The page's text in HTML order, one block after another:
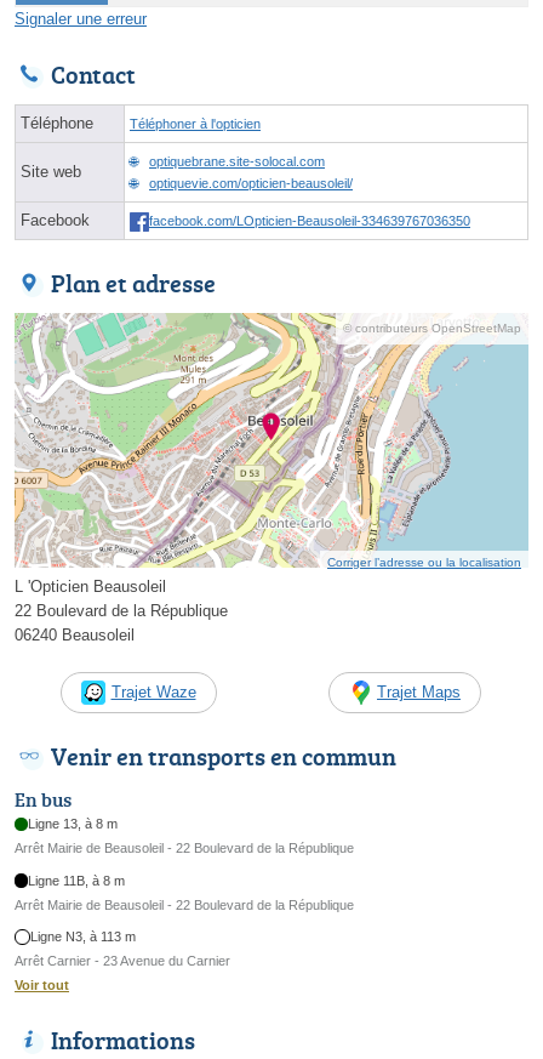
Signaler une erreur
Contact
Téléphone Téléphoner à l'opticien
Site web
optiquebrane.site-solocal.com
optiquevie.com/opticien-beausoleil/
Facebook facebook.com/LOpticien-Beausoleil-334639767036350
Plan et adresse
© contributeurs OpenStreetMap
Corriger l’adresse ou la localisation
L 'Opticien Beausoleil
22 Boulevard de la République
06240 Beausoleil
Trajet Waze Trajet Maps
Venir en transports en commun
En bus
Ligne 13, à 8 m
Arrêt Mairie de Beausoleil - 22 Boulevard de la République
Ligne 11B, à 8 m
Arrêt Mairie de Beausoleil - 22 Boulevard de la République
Ligne N3, à 113 m
Arrêt Carnier - 23 Avenue du Carnier
Voir tout
Informations